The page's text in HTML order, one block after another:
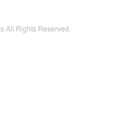
All Rights Reserved.